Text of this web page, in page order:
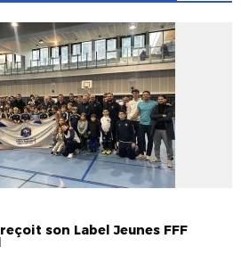
son Label Jeunes FFF